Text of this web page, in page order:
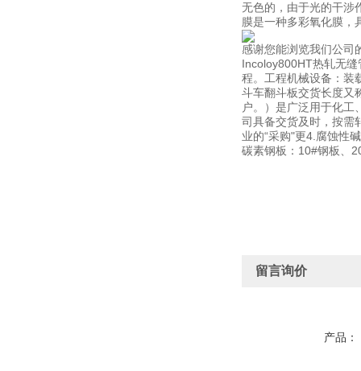
无色的，由于光的干涉
膜是一种多彩氧化膜，
感谢您能浏览我们公司
Incoloy800HT热轧无
程。工程机械设备：装
斗车翻斗板交货长度
户。）是广泛用于化
司具备交货及时，按
业的“采购"更4.腐蚀性
碳素钢板：10#钢板、
留言询价
产品：